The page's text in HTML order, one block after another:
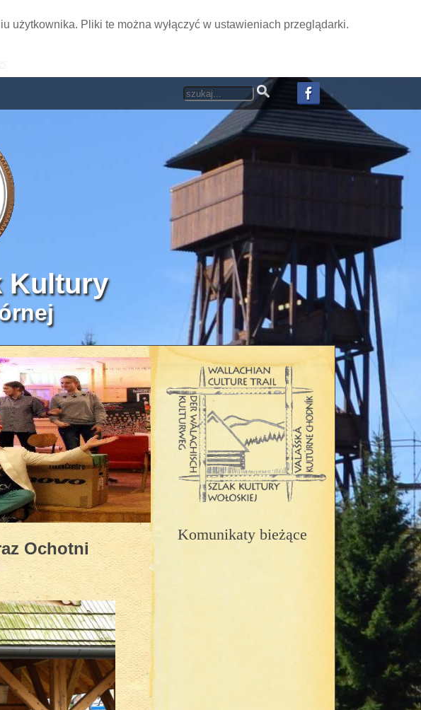
użytkownika. Pliki te można wyłączyć w ustawieniach przeglądarki.
Kultury
Ochotni
Komunikaty bieżące